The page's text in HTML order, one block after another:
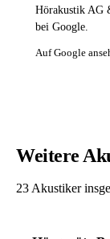
Hörakustik AG
bei Google.
Auf Google
Weitere
23 Akustiker